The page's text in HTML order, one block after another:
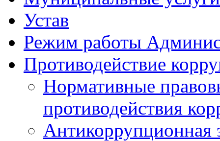
Устав
Режим работы
Противодействие
Нормативные
противодействия
Антикоррупционная